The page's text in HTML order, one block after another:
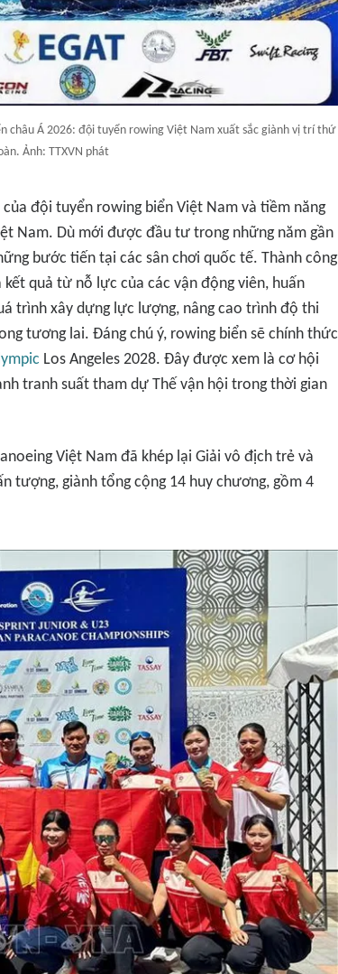
châu Á 2026: đội tuyển rowing Việt Nam xuất sắc giành vị trí thứ
Ảnh: TTXVN phát
đội tuyển rowing biển Việt Nam và tiềm năng
Nam. Dù mới được đầu tư trong những năm gần
bước tiến tại các sân chơi quốc tế. Thành công
quả từ nỗ lực của các vận động viên, huấn
trình xây dựng lực lượng, nâng cao trình độ thi
tương lai. Đáng chú ý, rowing biển sẽ chính thức
Los Angeles 2028. Đây được xem là cơ hội
tranh suất tham dự Thế vận hội trong thời gian
Việt Nam đã khép lại Giải vô địch trẻ và
tượng, giành tổng cộng 14 huy chương, gồm 4